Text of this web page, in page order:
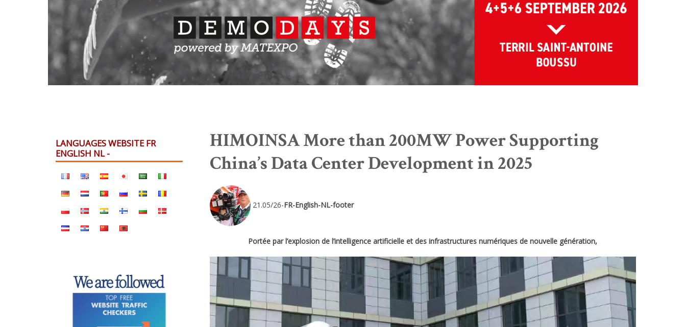
HIMOINSA More than 200MW Power Supporting
China’s Data Center Development in 2025
21.05/26-FR-English-NL-footer
Portée par l’explosion de l’intelligence artificielle et des infrastructures numériques de nouvelle génération,
LANGUAGES WEBSITE FR
ENGLISH NL -